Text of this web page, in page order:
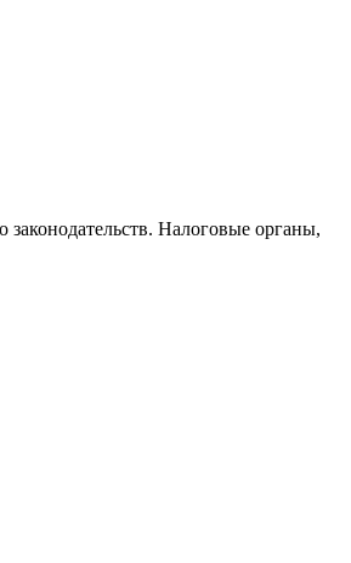
Налоговые органы,